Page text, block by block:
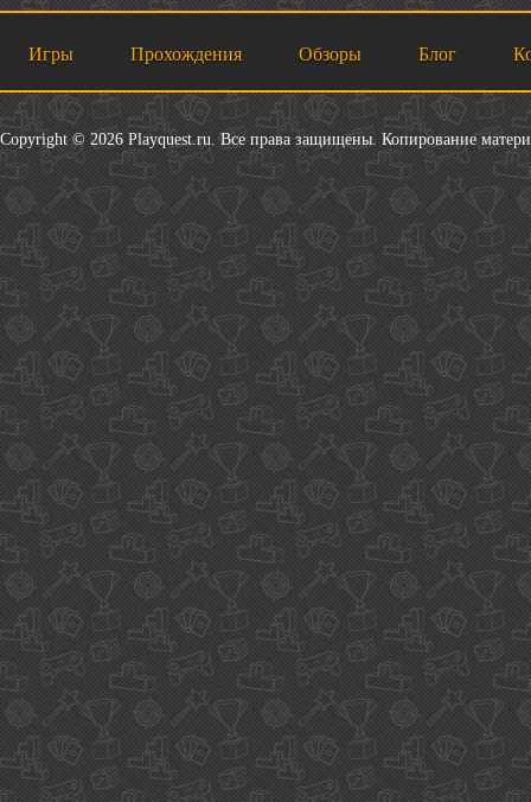
Игры Прохождения Обзоры Блог
Copyright © 2026 Playquest.ru. Все права защищены. Копирование